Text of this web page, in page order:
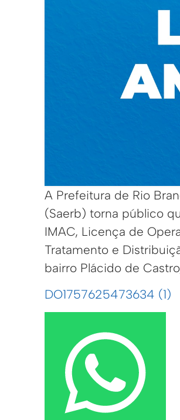
A Prefeitura de Rio
(Saerb) torna público
IMAC, Licença de
Tratamento e
bairro Plácido de
DO1757625473634 (1)